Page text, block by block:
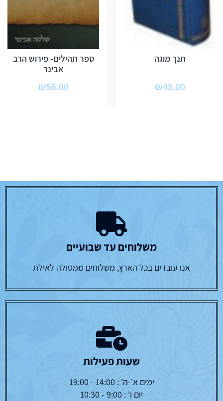
תנך מוגה
₪45.00
ספר תהילים- פירוש הרב
אבינר
₪56.00
משלוחים עד שבועיים
אנו עובדים בכל הארץ, משלוחים ממטולה לאילת
שעות פעילות
ימים א'-ה' : 14:00 - 19:00
יום ו' : 9:00 - 10:30